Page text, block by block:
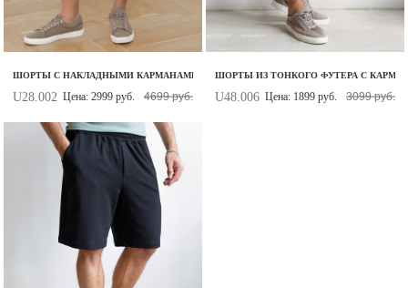
ШОРТЫ С НАКЛАДНЫМИ КАРМАНАМИ ИЗ ЭЛАСТИЧНОГО ТВИЛЛА
U28.002 Цена: 2999 руб. 4699 руб.
ШОРТЫ ИЗ ТОНКОГО ФУТЕРА С
U48.006 Цена: 1899 руб. 3099 руб.